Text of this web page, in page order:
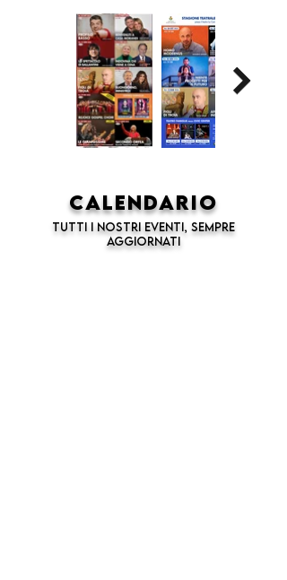
calendario
tutti i nostri eventi, sempre
aggiornati